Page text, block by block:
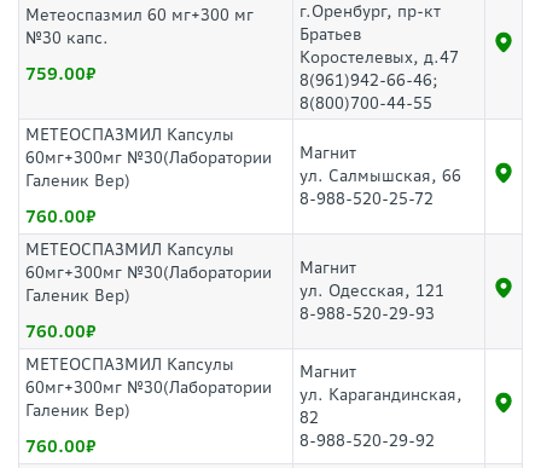
Метеоспазмил 60 мг+300 мг
№30 капс.
759.00
г.Оренбург, пр-кт
Братьев
Коростелевых, д.47
8(961)942-66-46;
8(800)700-44-55
МЕТЕОСПАЗМИЛ Капсулы
60мг+300мг №30(Лаборатории
Галеник Вер)
760.00
Магнит
ул. Салмышская, 66
8-988-520-25-72
МЕТЕОСПАЗМИЛ Капсулы
60мг+300мг №30(Лаборатории
Галеник Вер)
760.00
Магнит
ул. Одесская, 121
8-988-520-29-93
МЕТЕОСПАЗМИЛ Капсулы
60мг+300мг №30(Лаборатории
Галеник Вер)
760.00
Магнит
ул. Карагандинская,
82
8-988-520-29-92